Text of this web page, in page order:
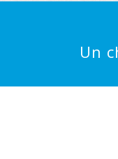
Un